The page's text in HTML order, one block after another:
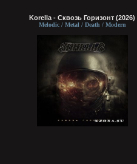
Korella - Сквозь Горизонт (2026)
Melodic / Metal / Death / Modern